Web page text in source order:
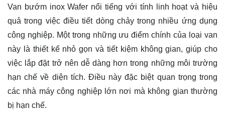
Van bướm inox Wafer nổi tiếng với tính linh hoạt và hiệu
quả trong việc điều tiết dòng chảy trong nhiều ứng dụng
công nghiệp. Một trong những ưu điểm chính của loại van
này là thiết kế nhỏ gọn và tiết kiệm không gian, giúp cho
việc lắp đặt trở nên dễ dàng hơn trong những môi trường
hạn chế về diện tích. Điều này đặc biệt quan trọng trong
các nhà máy công nghiệp lớn nơi mà không gian thường
bị hạn chế.